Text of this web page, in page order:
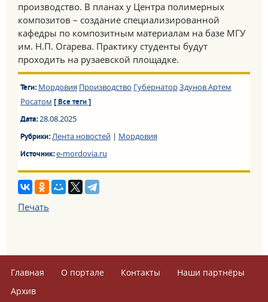
производство. В планах у Центра полимерных
композитов – создание специализированной
кафедры по композитным материалам на базе МГУ
им. Н.П. Огарева. Практику студенты будут
проходить на рузаевской площадке.
Теги: Мордовия Производство ГубернаторЗдунов Артем
Росатом [ Все теги ]
Дата:28.08.2025
Рубрики:Лента новостей| Мордовия
Источник:e-mordovia.ru
Печать
Главная О портале Контакты
Наши партнёры
Архив